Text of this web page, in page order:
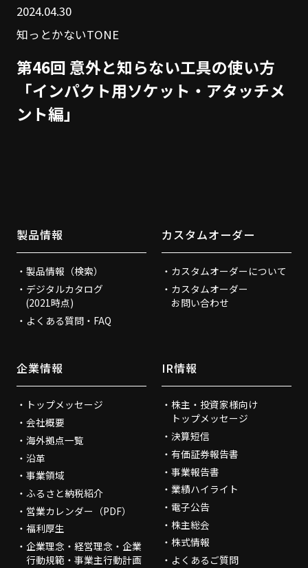
2024.04.30
知っとかないTONE
第46回 意外と知らない工具の使い方
「インパクト用ソケット・アタッチメ
ント編」
製品情報
製品情報（検索）
デジタルカタログ
(2021時点)
よくある質問・FAQ
カスタムオーダー
カスタムオーダーについて
カスタムオーダー
お問い合わせ
企業情報
トップメッセージ
会社概要
海外拠点一覧
沿革
事業領域
ふるさと納税紹介
営業カレンダー（PDF）
福利厚生
企業理念・経営理念・企業
行動規範・事業主行動計画
IR情報
株主・投資家様向け
トップメッセージ
決算短信
有価証券報告書
事業報告書
業績ハイライト
電子公告
株主総会
株式情報
よくあるご質問